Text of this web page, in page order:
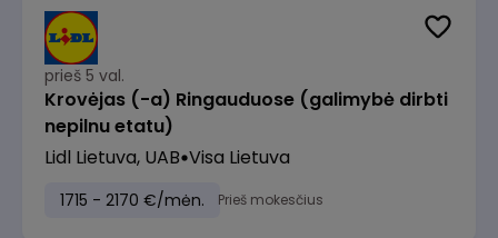
prieš 5 val.
Krovėjas (-a) Ringauduose (galimybė dirbti
nepilnu etatu)
Lidl Lietuva, UAB Visa Lietuva
1715 - 2170 €/mėn. Prieš mokesčius